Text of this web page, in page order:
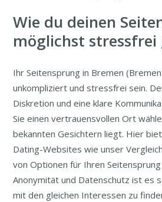
Wie du deinen
möglichst
Ihr Seitensprung in Bremen
unkompliziert und stressfrei sein.
Diskretion und eine klare
Sie einen vertrauensvollen Ort
bekannten Gesichtern liegt. Hier
Dating-Websites wie unser
von Optionen für Ihren
Anonymität und Datenschutz ist es
mit den gleichen Interessen zu